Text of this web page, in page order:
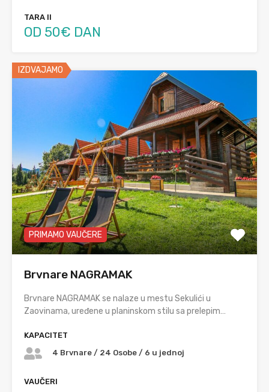
TARA II
OD 50€ DAN
IZDVAJAMO
PRIMAMO VAUČERE
Brvnare NAGRAMAK
Brvnare NAGRAMAK se nalaze u mestu Sekulići u
Zaovinama, uređene u planinskom stilu sa prelepim…
KAPACITET
4 Brvnare / 24 Osobe / 6 u jednoj
VAUČERI